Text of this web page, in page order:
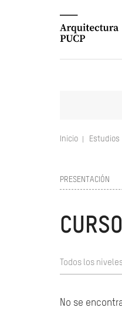
Inicio Estudios
PRESENTACIÓN
Todos los
No se